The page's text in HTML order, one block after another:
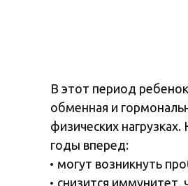
В этот период
обменная и
физических
годы вперед:
могут возникнуть
снизится иммунитет,